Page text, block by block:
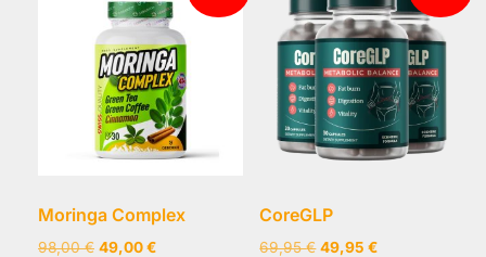
Moringa Complex
98,00€ Le
49,00€Le
CoreGLP
69,95€ Le
49,95€Le